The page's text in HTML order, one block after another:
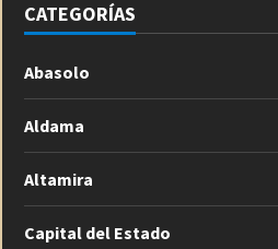
CATEGORÍAS
Abasolo
Aldama
Altamira
Capital del Estado